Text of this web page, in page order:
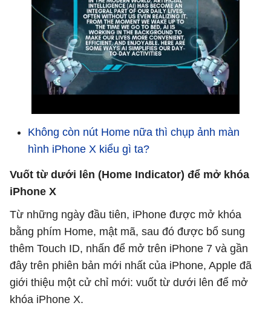
Không còn nút Home nữa thì chụp ảnh màn
hình iPhone X kiểu gì ta?
Vuốt từ dưới lên (Home Indicator) để mở khóa
iPhone X
Từ những ngày đầu tiên, iPhone được mở khóa
bằng phím Home, mật mã, sau đó được bổ sung
thêm Touch ID, nhấn để mở trên iPhone 7 và gần
đây trên phiên bản mới nhất của iPhone, Apple đã
giới thiệu một cử chỉ mới: vuốt từ dưới lên để mở
khóa iPhone X.